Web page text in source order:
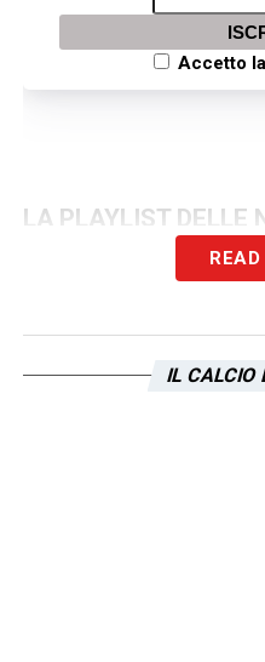
Accetto la
LA PLAYLIST DELLE
READ
IL CALCIO